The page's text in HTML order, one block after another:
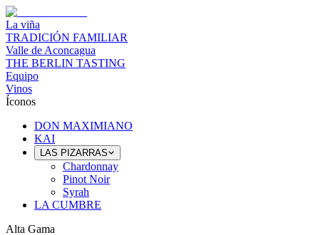
La viña
TRADICIÓN FAMILIAR
Valle de Aconcagua
THE BERLIN TASTING
Equipo
Vinos
Íconos
DON MAXIMIANO
KAI
LAS PIZARRAS
Chardonnay
Pinot Noir
Syrah
LA CUMBRE
Alta Gama